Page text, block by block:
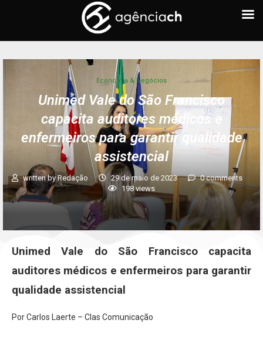
Economia & Negócios
Unimed Vale do São Francisco
capacita auditores médicos e
enfermeiros para garantir qualidade
assistencial
written by Redação 29 de maio de 2023
0 comments
198views
Unimed Vale do São Francisco capacita
auditores médicos e enfermeiros para garantir
qualidade assistencial
Por Carlos Laerte – Clas Comunicação